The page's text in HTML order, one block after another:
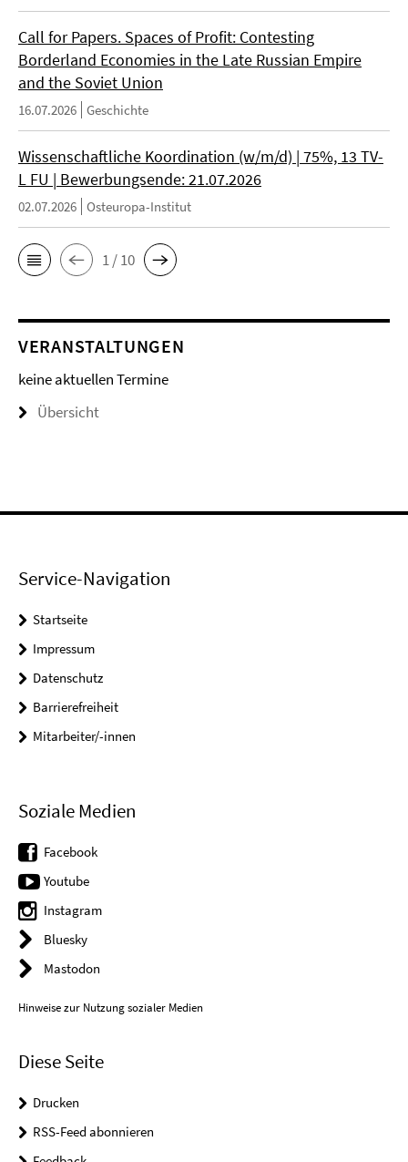
Call for Papers. Spaces of Profit: Contesting
Borderland Economies in the Late Russian Empire
and the Soviet Union
16.07.2026 Geschichte
Wissenschaftliche Koordination (w/m/d) | 75%, 13 TV-
L FU | Bewerbungsende: 21.07.2026
02.07.2026 Osteuropa-Institut
1 / 10
VERANSTALTUNGEN
keine aktuellen Termine
Übersicht
Service-Navigation
Startseite
Impressum
Datenschutz
Barrierefreiheit
Mitarbeiter/-innen
Soziale Medien
Facebook
Youtube
Instagram
Bluesky
Mastodon
Hinweise zur Nutzung sozialer Medien
Diese Seite
Drucken
RSS-Feed abonnieren